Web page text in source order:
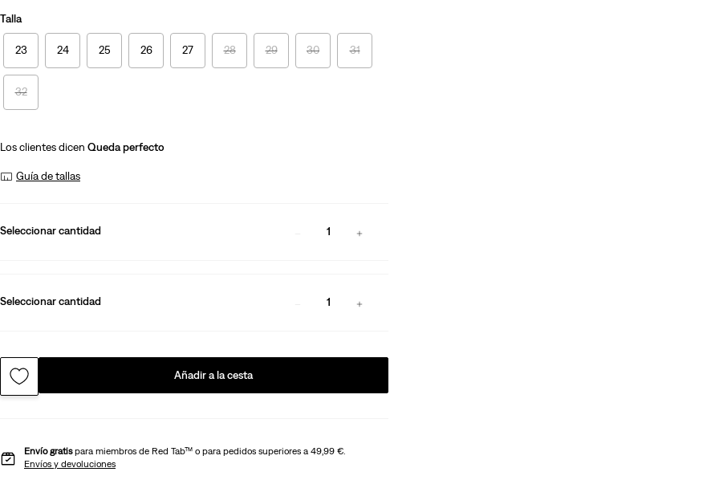
Talla
23 24 25 26 27 28 29 30 31
32
Los clientes dicen Queda perfecto
Guía de tallas
Seleccionar cantidad 1
Seleccionar cantidad 1
Añadir a la cesta
Envío gratispara miembros de Red Tab™ o para pedidos superiores a 49,99 €.
Envíos y devoluciones